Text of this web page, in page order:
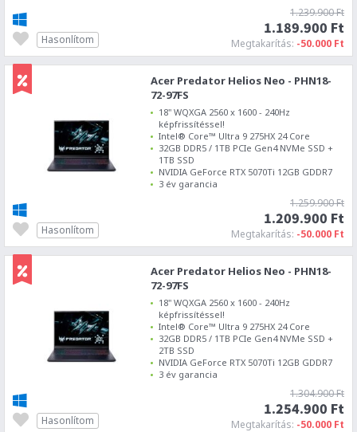
1.239.900 Ft
1.189.900 Ft
Megtakarítás: -50.000 Ft
Hasonlítom
Acer Predator Helios Neo - PHN18-
72-97FS
18" WQXGA 2560 x 1600 - 240Hz
képfrissítéssel!
Intel® Core™ Ultra 9 275HX 24 Core
32GB DDR5 / 1TB PCIe Gen4 NVMe SSD +
1TB SSD
NVIDIA GeForce RTX 5070Ti 12GB GDDR7
3 év garancia
1.259.900 Ft
1.209.900 Ft
Megtakarítás: -50.000 Ft
Hasonlítom
Acer Predator Helios Neo - PHN18-
72-97FS
18" WQXGA 2560 x 1600 - 240Hz
képfrissítéssel!
Intel® Core™ Ultra 9 275HX 24 Core
32GB DDR5 / 1TB PCIe Gen4 NVMe SSD +
2TB SSD
NVIDIA GeForce RTX 5070Ti 12GB GDDR7
3 év garancia
1.304.900 Ft
1.254.900 Ft
Megtakarítás: -50.000 Ft
Hasonlítom